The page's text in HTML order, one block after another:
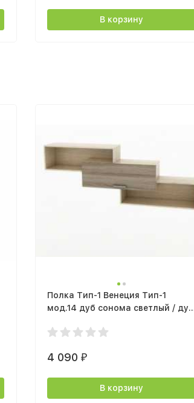
В корзину
Полка Тип-1 Венеция Тип-1
мод.14 дуб сонома светлый / дуб
4 090 ₽
В корзину